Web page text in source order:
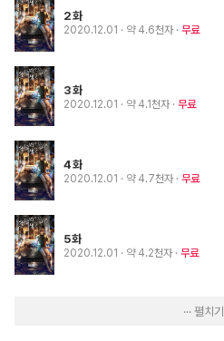
2화
2020.12.01 · 약 4.6천자 무료
3화
2020.12.01 · 약 4.1천자 무료
4화
2020.12.01 · 약 4.7천자 무료
5화
2020.12.01 · 약 4.2천자 무료
··· 펼치기